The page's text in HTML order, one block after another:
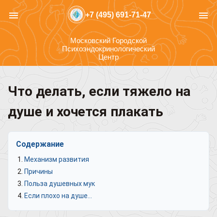
menu +7 (495) 691-71-47 menu
Московский Городской
Психоэндокринологический
Центр
Что делать, если тяжело на
душе и хочется плакать
Содержание
Механизм развития
Причины
Польза душевных мук
Если плохо на душе…